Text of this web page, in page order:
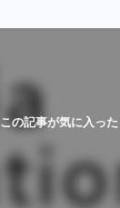
この記事が気に入っ